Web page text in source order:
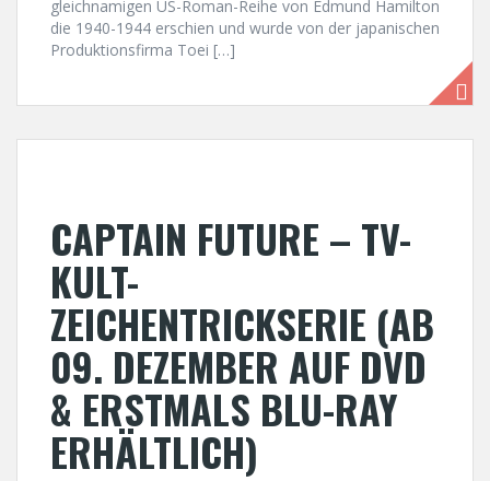
gleichnamigen US-Roman-Reihe von Edmund Hamilton
die 1940-1944 erschien und wurde von der japanischen
Produktionsfirma Toei […]
CAPTAIN FUTURE – TV-
KULT-
ZEICHENTRICKSERIE (AB
09. DEZEMBER AUF DVD
& ERSTMALS BLU-RAY
ERHÄLTLICH)